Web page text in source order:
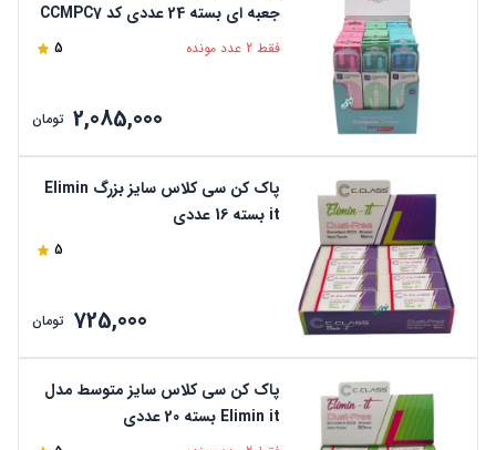
جعبه ای بسته 24 عددی کد CCMPC7
فقط 2 عدد مونده 5
2,085,000 تومان
پاک کن سی کلاس سایز بزرگ Elimin
it بسته 16 عددی
5
725,000 تومان
پاک کن سی کلاس سایز متوسط مدل
Elimin it بسته 20 عددی